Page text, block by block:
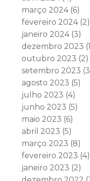
março 2024(6)
fevereiro 2024(2)
janeiro 2024(3)
dezembro 2023
outubro 2023 (2)
setembro 2023
agosto 2023 (5)
julho 2023 (4)
junho 2023 (5)
maio 2023 (6)
abril 2023 (5)
março 2023 (8)
fevereiro 2023 (4)
janeiro 2023 (2)